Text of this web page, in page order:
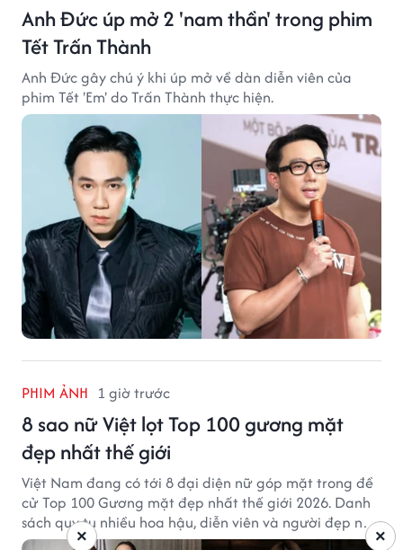
Anh Đức úp mở 2 'nam thần' trong phim
Tết Trấn Thành
Anh Đức gây chú ý khi úp mở về dàn diễn viên của
phim Tết 'Em' do Trấn Thành thực hiện.
PHIM ẢNH 1 giờ trước
8 sao nữ Việt lọt Top 100 gương mặt
đẹp nhất thế giới
Việt Nam đang có tới 8 đại diện nữ góp mặt trong đề
cử Top 100 Gương mặt đẹp nhất thế giới 2026. Danh
sách quy tụ nhiều hoa hậu, diễn viên và người đẹp nổi
tiếng của showbiz Việt.
×
×